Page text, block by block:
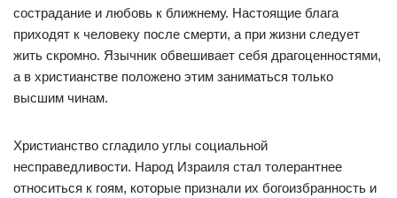
сострадание и любовь к ближнему. Настоящие блага
приходят к человеку после смерти, а при жизни следует
жить скромно. Язычник обвешивает себя драгоценностями,
а в христианстве положено этим заниматься только
высшим чинам.
Христианство сгладило углы социальной
несправедливости. Народ Израиля стал толерантнее
относиться к гоям, которые признали их богоизбранность и